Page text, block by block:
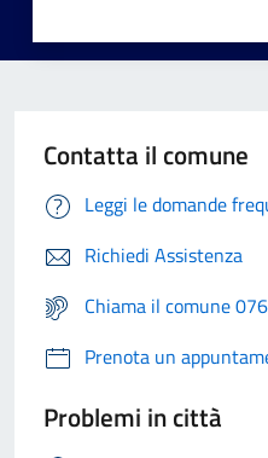
Contatta il comune
Leggi le domande
Richiedi Assistenza
Chiama il comune
Prenota un
Problemi in città